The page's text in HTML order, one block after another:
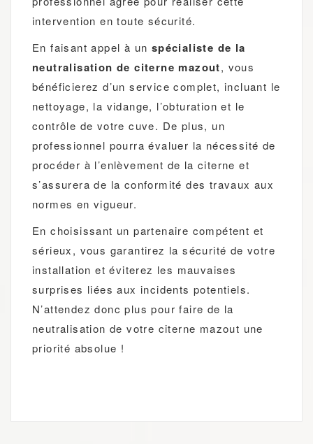
intervention en toute sécurité.
En faisant appel à un spécialiste de la
neutralisation de citerne mazout, vous
bénéficierez d’un service complet, incluant le
nettoyage, la vidange, l’obturation et le
contrôle de votre cuve. De plus, un
professionnel pourra évaluer la nécessité de
procéder à l’enlèvement de la citerne et
s’assurera de la conformité des travaux aux
normes en vigueur.
En choisissant un partenaire compétent et
sérieux, vous garantirez la sécurité de votre
installation et éviterez les mauvaises
surprises liées aux incidents potentiels.
N’attendez donc plus pour faire de la
neutralisation de votre citerne mazout une
priorité absolue !